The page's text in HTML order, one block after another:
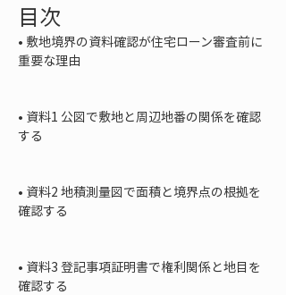
目次
• 敷地境界の資料確認が住宅ローン審査前に
重要な理由
• 資料1 公図で敷地と周辺地番の関係を確認
する
• 資料2 地積測量図で面積と境界点の根拠を
確認する
• 資料3 登記事項証明書で権利関係と地目を
確認する